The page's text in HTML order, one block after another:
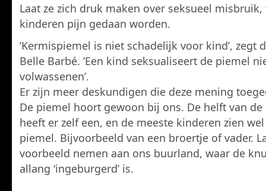
Laat ze zich druk maken over seksueel
kinderen pijn gedaan worden.
’Kermispiemel is niet schadelijk voor kind’, zegt
Belle Barbé. ’Een kind seksualiseert de piemel
volwassenen’.
Er zijn meer deskundigen die deze mening
De piemel hoort gewoon bij ons. De helft van de
heeft er zelf een, en de meeste kinderen zien
piemel. Bijvoorbeeld van een broertje of vader.
voorbeeld nemen aan ons buurland, waar de
allang ‘ingeburgerd’ is.